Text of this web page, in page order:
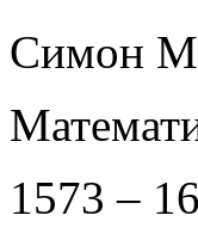
Симон
1573 –